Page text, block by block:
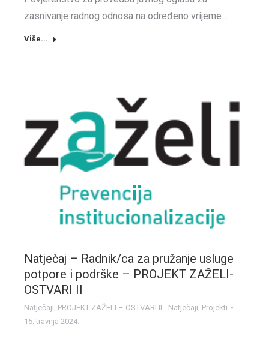
zasnivanje radnog odnosa na određeno vrijeme…
Više...
Natječaj – Radnik/ca za pružanje usluge
potpore i podrške – PROJEKT ZAŽELI-
OSTVARI II
Natječaji, PROJEKT ZAŽELI – OSTVARI II - Natječaji, Projekti
15. travnja 2024.